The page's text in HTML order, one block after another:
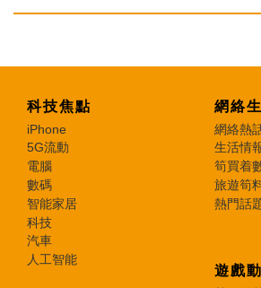
科技焦點
iPhone
5G流動
電腦
數碼
智能家居
科技
汽車
人工智能
網絡
網絡熱
生活情
筍買着
旅遊筍
熱門話
遊戲